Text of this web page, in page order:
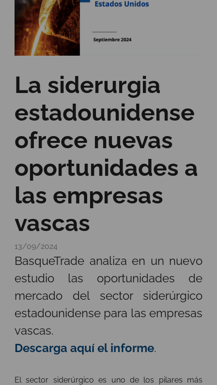
La siderurgia
estadounidense
ofrece nuevas
oportunidades a
las empresas
vascas
13/09/2024
BasqueTrade analiza en un nuevo
estudio las oportunidades de
mercado del sector siderúrgico
estadounidense para las empresas
vascas.
Descarga aquí el informe.
El sector siderúrgico es uno de los pilares más